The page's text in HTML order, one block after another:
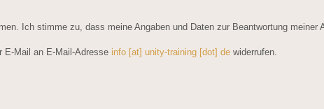
Ich stimme zu, dass meine Angaben und Daten zur Beantwortung meiner
E-Mail an E-Mail-Adresse info [at] unity-training [dot] de widerrufen.